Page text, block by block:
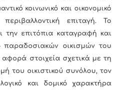
κοινωνικό και οικονομικό
επιταγή. Το
την επιτόπια καταγραφή και
παραδοσιακών οικισμών του
στοιχεία σχετικά με τη
του οικιστικού συνόλου, τον
και δομικό χαρακτήρα